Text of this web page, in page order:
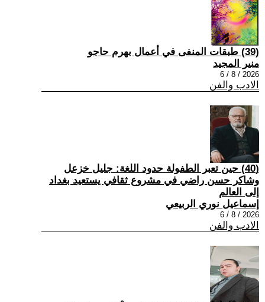
(39) طبقات المنفى في أعمال بهرم حاجو
منير المجيد
2026 / 8 / 6
الادب والفن
(40) حين تعبر الطفولة حدود اللغة: جليل خزعل
وشاكر حسن راضي في مشروع ثقافي يستعيد بغداد
إلى العالم
إسماعيل نوري الربيعي
2026 / 8 / 6
الادب والفن